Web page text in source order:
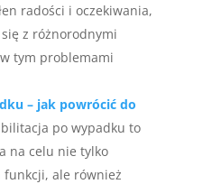
radości i oczekiwania,
z różnorodnymi
tym problemami
– jak powrócić do
po wypadku to
na celu nie tylko
ale również